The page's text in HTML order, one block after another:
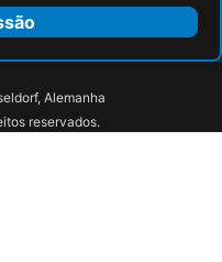
Hotel
Hotel Gelsenkirchen
Alemanha
reservados.